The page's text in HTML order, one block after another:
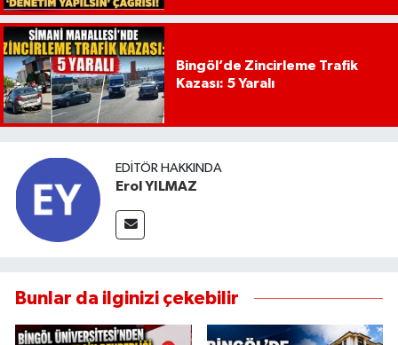
Bingöl’de Zincirleme Trafik
Kazası: 5 Yaralı
EDITÖR HAKKINDA
Erol YILMAZ
Bunlar da ilginizi çekebilir